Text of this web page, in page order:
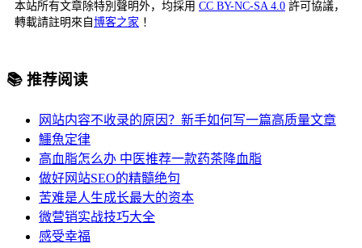
本站所有文章除特別聲明外，均採用 CC BY-NC-SA 4.0 許可協議，
轉載請註明來自 博客之家 ！
📚 推荐阅读
网站内容不收录的原因？新手如何写一篇高质量文章
鱷魚定律
高血脂怎么办 中医推荐一款药茶降血脂
做好网站SEO的精髓绝句
苦难是人生成长最大的资本
微营销实战技巧大全
感受幸福